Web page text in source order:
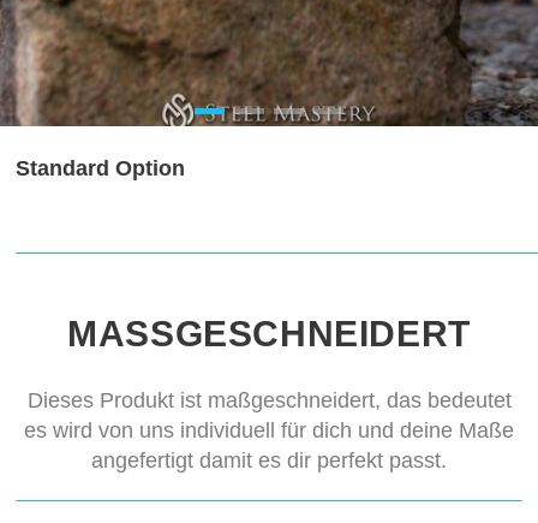
Standard Option
MASSGESCHNEIDERT
Dieses Produkt ist maßgeschneidert, das bedeutet
es wird von uns individuell für dich und deine Maße
angefertigt damit es dir perfekt passt.